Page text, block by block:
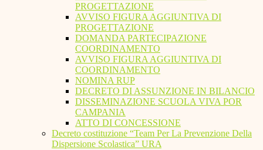
PROGETTAZIONE
AVVISO FIGURA AGGIUNTIVA DI
PROGETTAZIONE
DOMANDA PARTECIPAZIONE
COORDINAMENTO
AVVISO FIGURA AGGIUNTIVA DI
COORDINAMENTO
NOMINA RUP
DECRETO DI ASSUNZIONE IN BILANCIO
DISSEMINAZIONE SCUOLA VIVA POR
CAMPANIA
ATTO DI CONCESSIONE
Decreto costituzione “Team Per La Prevenzione Della
Dispersione Scolastica” URA